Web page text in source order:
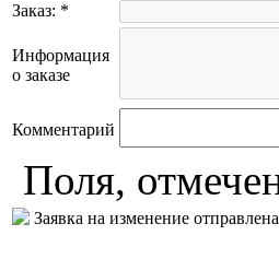
Заказ: *
Информация
о заказе
Комментарий
Поля,
Заявка на изменение отправлена